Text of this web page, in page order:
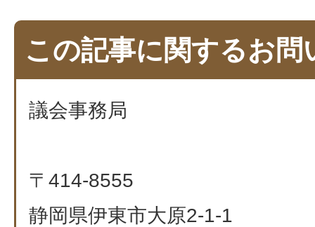
この記事に関するお問
議会事務局
〒414-8555
静岡県伊東市大原2-1-1